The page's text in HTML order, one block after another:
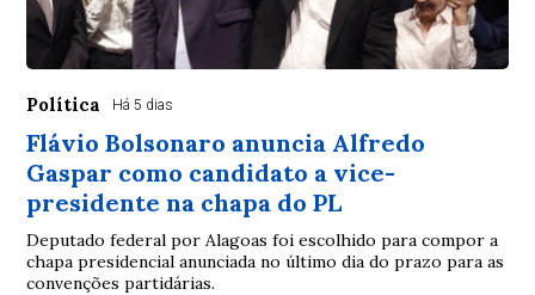
Política Há 5 dias
Flávio Bolsonaro anuncia Alfredo
Gaspar como candidato a vice-
presidente na chapa do PL
Deputado federal por Alagoas foi escolhido para compor a
chapa presidencial anunciada no último dia do prazo para as
convenções partidárias.